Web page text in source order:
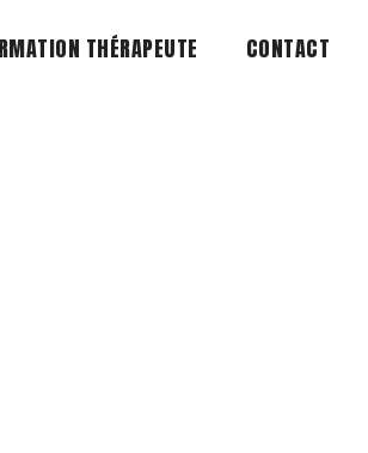
THÉRAPEUTE CONTACT